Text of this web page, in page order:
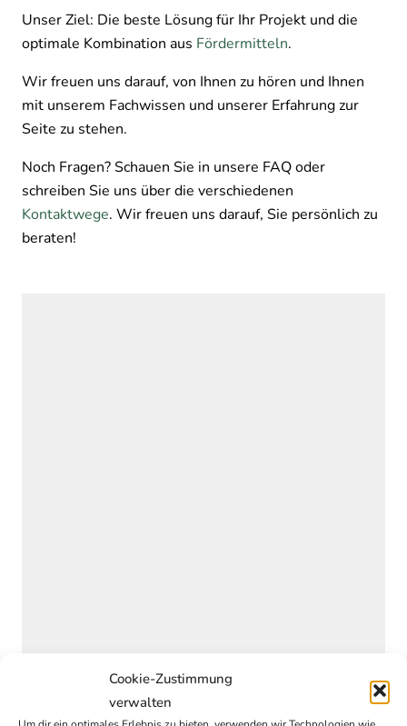
Cookie-Zustimmung
verwalten
Unser Ziel: Die beste Lösung für Ihr Projekt und die
optimale Kombination aus Fördermitteln.
Wir freuen uns darauf, von Ihnen zu hören und Ihnen
mit unserem Fachwissen und unserer Erfahrung zur
Seite zu stehen.
Noch Fragen? Schauen Sie in unsere FAQ oder
schreiben Sie uns über die verschiedenen
Kontaktwege. Wir freuen uns darauf, Sie persönlich zu
beraten!